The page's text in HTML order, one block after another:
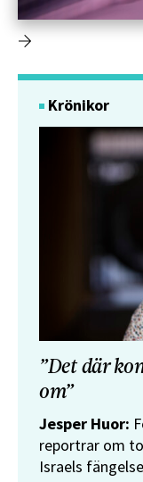
Krönikor
”Det där
om”
Jesper Huor:
reportrar om
Israels